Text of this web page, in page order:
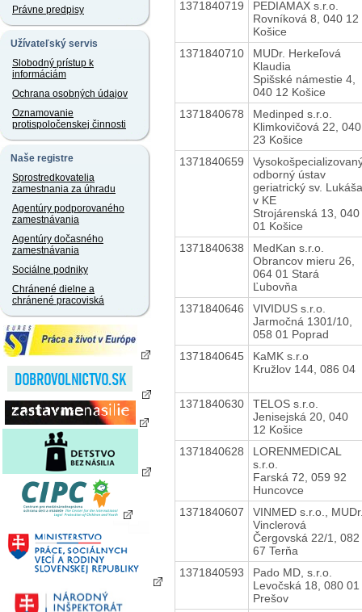
Právne predpisy
Užívateľský servis
Slobodný prístup k
informáciám
Ochrana osobných údajov
Oznamovanie
protispoločenskej činnosti
Naše registre
Sprostredkovatelia
zamestnania za úhradu
Agentúry podporovaného
zamestnávania
Agentúry dočasného
zamestnávania
Sociálne podniky
Chránené dielne a
chránené pracoviská
1371840719
PEDIAMAX s.r.o.
Rovníková 8, 040 12
Košice
1371840710
MUDr. Herkeľová
Klaudia
Spišské námestie 4,
040 12 Košice
1371840678
Medinped s.r.o.
Klimkovičová 22, 040
23 Košice
1371840659
odborný ústav
geriatrický sv. Lukáša
v KE
Strojárenská 13, 040
01 Košice
1371840638
MedKan s.r.o.
Obrancov mieru 26,
064 01 Stará
Ľubovňa
1371840646
VIVIDUS s.r.o.
Jarmočná 1301/10,
058 01 Poprad
1371840645
KaMK s.r.o
Kružlov 144, 086 04
1371840630
TELOS s.r.o.
Jenisejská 20, 040
12 Košice
1371840628
LORENMEDICAL
s.r.o.
Farská 72, 059 92
Huncovce
1371840607
VINMED s.r.o.,
Vinclerová
Čergovská 22/1, 082
67 Terňa
1371840593
Pado MD, s.r.o.
Levočská 18, 080 01
Prešov